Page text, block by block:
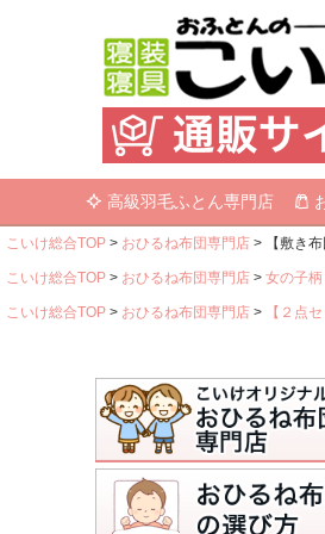
高級羽毛ふとん専門店
こいけ総合TOP おひるね布団専門店 【敷き
こいけ総合TOP おひるね布団専門店 女の子柄
こいけ総合TOP おひるね布団専門店 【２点